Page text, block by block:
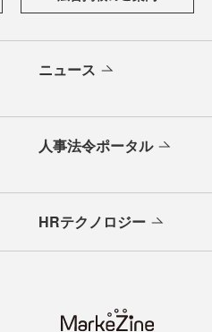
ニュース
人事法令ポータル
HRテクノロジー